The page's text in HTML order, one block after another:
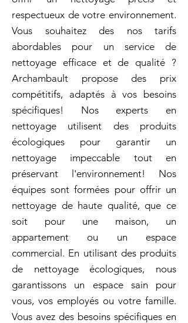
respectueux de votre environnement.
Vous souhaitez des nos tarifs
abordables pour un service de
nettoyage efficace et de qualité ?
Archambault propose des prix
compétitifs, adaptés à vos besoins
spécifiques! Nos experts en
nettoyage utilisent des produits
écologiques pour garantir un
nettoyage impeccable tout en
préservant l'environnement! Nos
équipes sont formées pour offrir un
nettoyage de haute qualité, que ce
soit pour une maison, un
appartement ou un espace
commercial. En utilisant des produits
de nettoyage écologiques, nous
garantissons un espace sain pour
vous, vos employés ou votre famille.
Vous avez des besoins spécifiques en